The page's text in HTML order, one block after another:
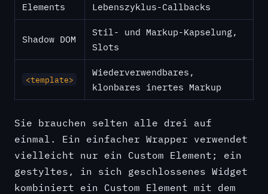
Elements
Lebenszyklus-Callbacks
Shadow DOM
Stil- und Markup-Kapselung,
Slots
<template>
Wiederverwendbares,
klonbares inertes Markup
Sie brauchen selten alle drei auf
einmal. Ein einfacher Wrapper verwendet
vielleicht nur ein Custom Element; ein
gestyltes, in sich geschlossenes Widget
kombiniert ein Custom Element mit dem